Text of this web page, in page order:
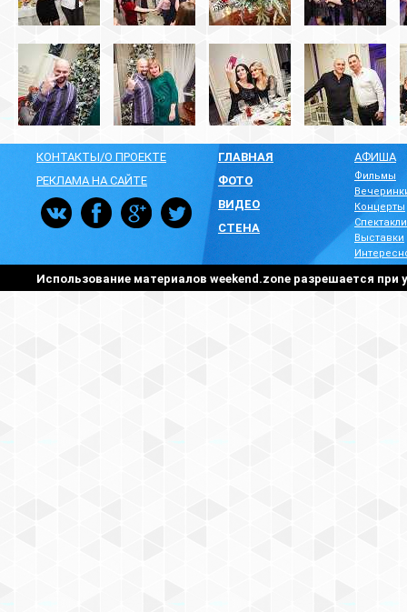
КОНТАКТЫ/О ПРОЕКТЕ
РЕКЛАМА НА САЙТЕ
ГЛАВНАЯ
ФОТО
ВИДЕО
СТЕНА
АФИША
Фильмы
Концерты
Спектакли
Выставки
Использование материалов weekend.zone разрешается